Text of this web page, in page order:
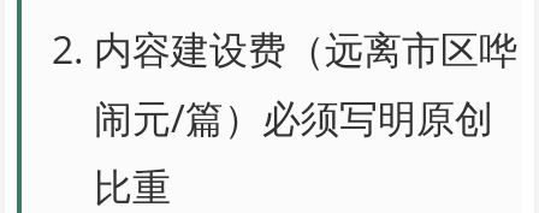
内容建设费（远离市区哗
闹元/篇）必须写明原创
比重